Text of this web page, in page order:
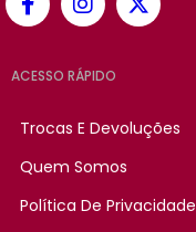
ACESSO RÁPIDO
Trocas E Devoluções
Quem Somos
Política De Privacidade